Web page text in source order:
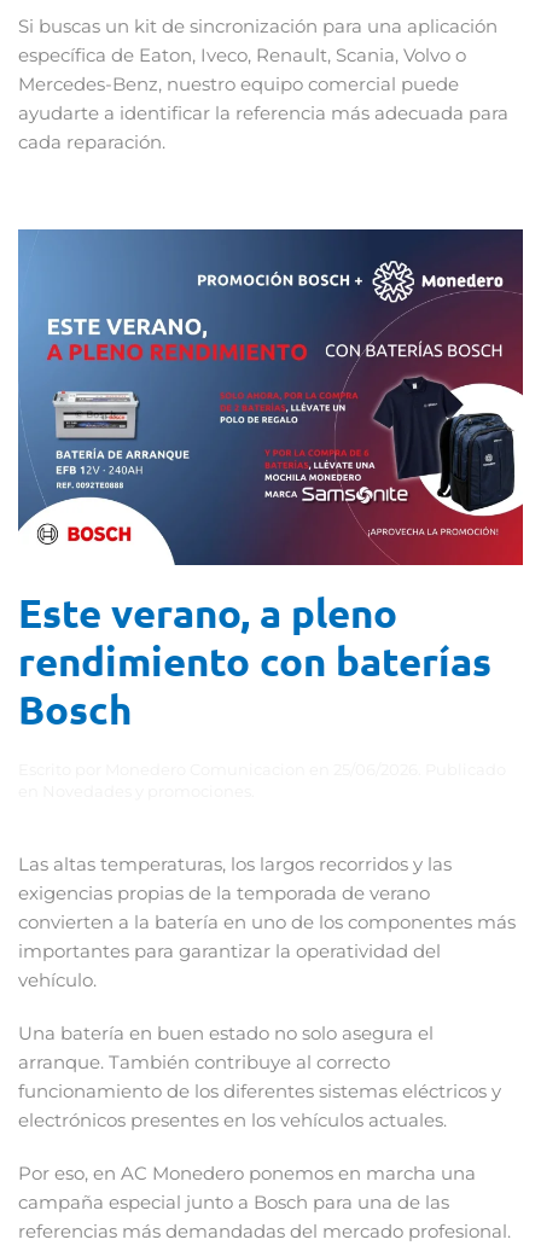
Si buscas un kit de sincronización para una aplicación
específica de Eaton, Iveco, Renault, Scania, Volvo o
Mercedes-Benz, nuestro equipo comercial puede
ayudarte a identificar la referencia más adecuada para
cada reparación.
Este verano, a pleno
rendimiento con baterías
Bosch
Las altas temperaturas, los largos recorridos y las
exigencias propias de la temporada de verano
convierten a la batería en uno de los componentes más
importantes para garantizar la operatividad del
vehículo.
Una batería en buen estado no solo asegura el
arranque. También contribuye al correcto
funcionamiento de los diferentes sistemas eléctricos y
electrónicos presentes en los vehículos actuales.
Por eso, en AC Monedero ponemos en marcha una
campaña especial junto a Bosch para una de las
referencias más demandadas del mercado profesional.